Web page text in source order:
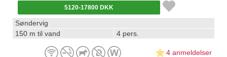
5120-17800 DKK
Søndervig
150 m til vand
4 pers.
4 anmeldelser